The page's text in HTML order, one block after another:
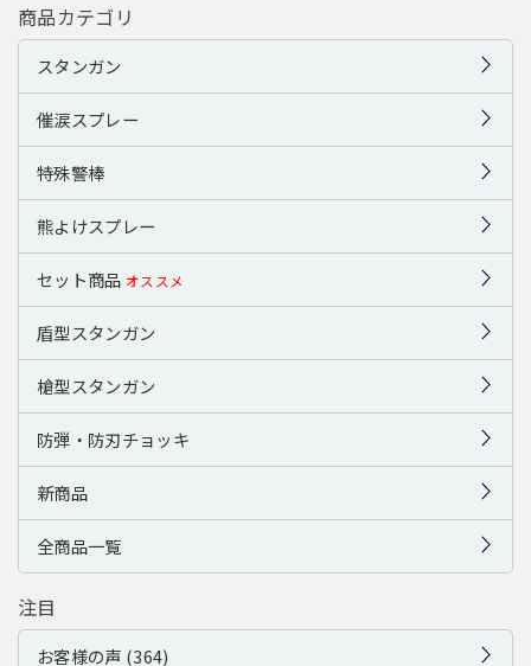
商品カテゴリ
スタンガン
催涙スプレー
特殊警棒
熊よけスプレー
セット商品 オススメ
盾型スタンガン
槍型スタンガン
防弾・防刃チョッキ
新商品
全商品一覧
注目
お客様の声 (364)